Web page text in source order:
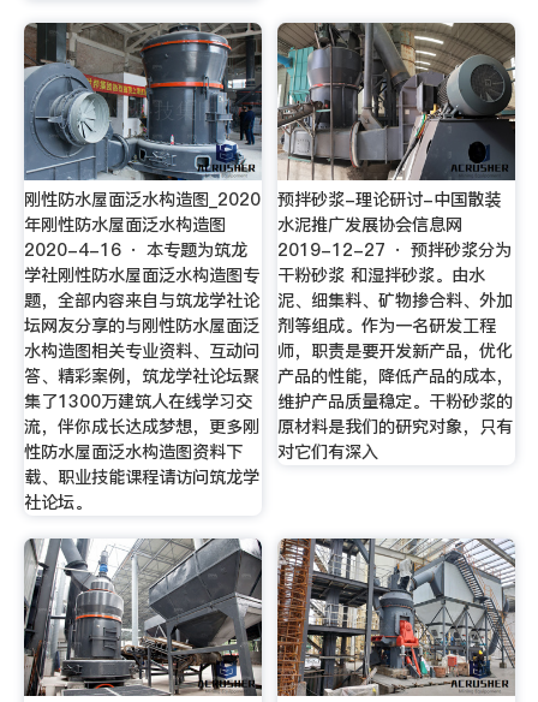
刚性防水屋面泛水构造图_2020
年刚性防水屋面泛水构造图
2020-4-16 · 本专题为筑龙
学社刚性防水屋面泛水构造图专
题，全部内容来自与筑龙学社论
坛网友分享的与刚性防水屋面泛
水构造图相关专业资料、互动问
答、精彩案例，筑龙学社论坛聚
集了1300万建筑人在线学习交
流，伴你成长达成梦想，更多刚
性防水屋面泛水构造图资料下
载、职业技能课程请访问筑龙学
社论坛。
预拌砂浆-理论研讨-中国散装
水泥推广发展协会信息网
2019-12-27 · 预拌砂浆分为
干粉砂浆 和湿拌砂浆。由水
泥、细集料、矿物掺合料、外加
剂等组成。作为一名研发工程
师，职责是要开发新产品，优化
产品的性能，降低产品的成本，
维护产品质量稳定。干粉砂浆的
原材料是我们的研究对象，只有
对它们有深入